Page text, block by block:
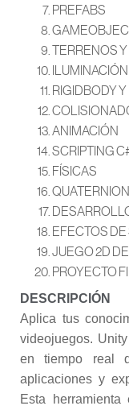
PREFABS
TERRENOS
ILUMINACIÓN
RIGIDBODY
ANIMACIÓN
SCRIPTING
FÍSICAS
QUATERNION
EFECTOS
JUEGO 2D
PROYECTO
DESCRIPCIÓN
Aplica tus
videojuegos.
en tiempo real
aplicaciones y
Esta